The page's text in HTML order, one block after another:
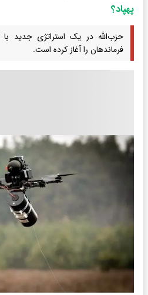
پهپاد؟
حزب‌الله در یک استراتژی جدید با
فرماندهان را آغاز کرده است.